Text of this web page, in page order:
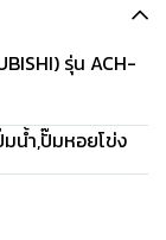
รุ่น ACH-
น้ำ,ปั๊มหอยโข่ง